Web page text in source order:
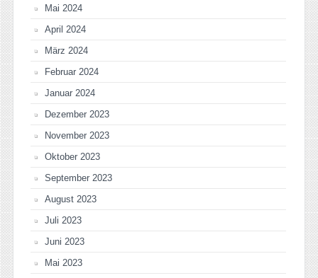
Mai 2024
April 2024
März 2024
Februar 2024
Januar 2024
Dezember 2023
November 2023
Oktober 2023
September 2023
August 2023
Juli 2023
Juni 2023
Mai 2023